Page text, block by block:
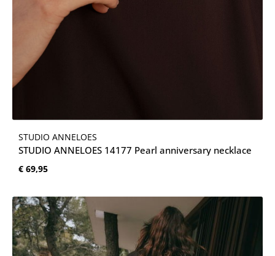
STUDIO ANNELOES
STUDIO ANNELOES 14177 Pearl anniversary necklace
Normale prijs:
€ 69,95